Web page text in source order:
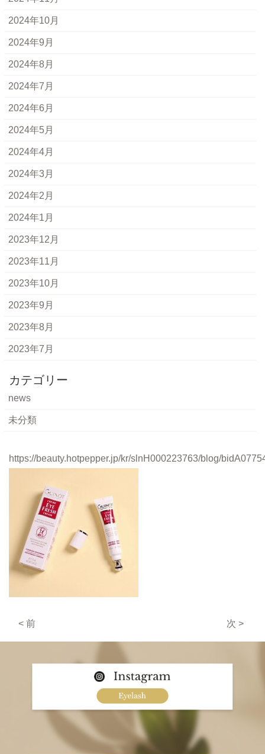
2024年10月
2024年9月
2024年8月
2024年7月
2024年6月
2024年5月
2024年4月
2024年3月
2024年2月
2024年1月
2023年12月
2023年11月
2023年10月
2023年9月
2023年8月
2023年7月
カテゴリー
news
未分類
https://beauty.hotpepper.jp/kr/slnH000223763/blog/
< 前 次 >